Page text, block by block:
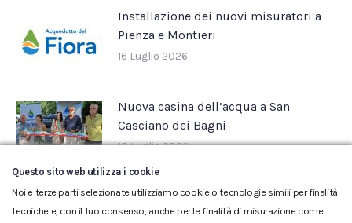
Installazione dei nuovi misuratori a
Pienza e Montieri
16 Luglio 2026
Nuova casina dell’acqua a San
Casciano dei Bagni
10 Luglio 2026
Questo sito web utilizza i cookie
Noi e terze parti selezionate utilizziamo cookie o tecnologie simili per finalità
tecniche e, con il tuo consenso, anche per le finalità di misurazione come